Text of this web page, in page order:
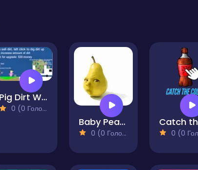
Pig Dirt Worker
0 (0 Голосів)
Baby Pear Clicker
0 (0 Голосів) 0 (0